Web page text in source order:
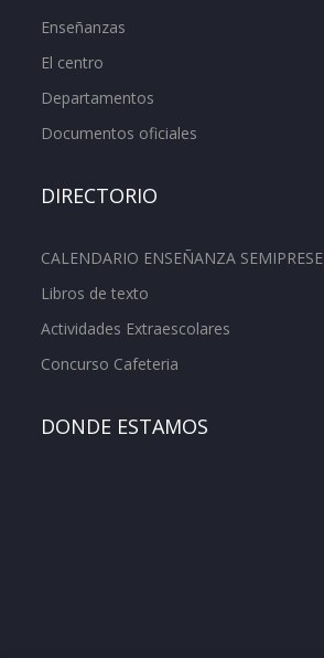
Enseñanzas
El centro
Departamentos
Documentos oficiales
DIRECTORIO
CALENDARIO ENSEÑANZA
Libros de texto
Actividades Extraescolares
Concurso Cafeteria
DONDE ESTAMOS